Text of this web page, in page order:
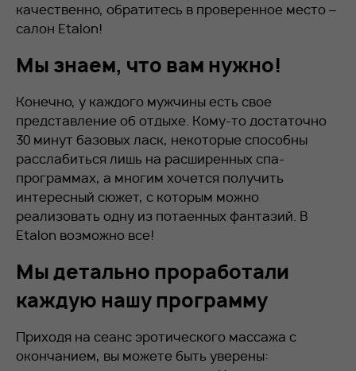
качественно, обратитесь в проверенное место –
салон Etalon!
Мы знаем, что вам нужно!
Конечно, у каждого мужчины есть свое
представление об отдыхе. Кому-то достаточно
30 минут базовых ласк, некоторые способны
расслабиться лишь на расширенных спа-
программах, а многим хочется получить
интересный сюжет, с которым можно
реализовать одну из потаенных фантазий. В
Etalon возможно все!
Мы детально проработали
каждую нашу программу
Приходя на сеанс эротического массажа с
окончанием, вы можете быть уверены: